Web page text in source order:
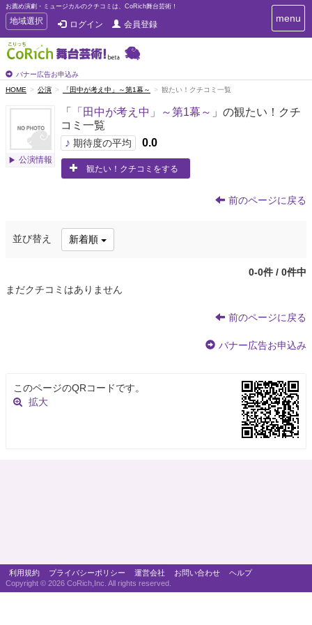
お薦め演劇・ミュージカルのクチコミは、CoRich舞台芸術！
T
o
g
g
e
n
a
t
地域選択 ログイン 会員登録
バナー広告お申込み
T
o
a
i
menu
HOME 公演 「田中が考え中」～第1幕～ 観たい！クチコミ一覧
公演情報
「 「田中が考え中」～第1幕～ 」の観たい！クチ
コミ一覧
♪ 期待度の平均 0.0
観たい！クチコミをする
前のページに戻る
並び替え 新着順
0-0件 / 0件中
まだクチコミはありません
前のページに戻る
バナー広告お申込み
このページのQRコードです。
拡大
利用規約 プライバシーポリシー 運営会社 お問い合わせ
ヘルプ
Copyright © 2026 CoRich,Inc. All rights reserved.